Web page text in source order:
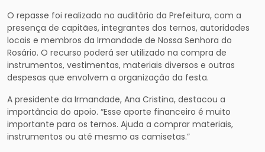
O repasse foi realizado no auditório da Prefeitura, com a
presença de capitães, integrantes dos ternos, autoridades
locais e membros da Irmandade de Nossa Senhora do
Rosário. O recurso poderá ser utilizado na compra de
instrumentos, vestimentas, materiais diversos e outras
despesas que envolvem a organização da festa.
A presidente da Irmandade, Ana Cristina, destacou a
importância do apoio. “Esse aporte financeiro é muito
importante para os ternos. Ajuda a comprar materiais,
instrumentos ou até mesmo as camisetas.”